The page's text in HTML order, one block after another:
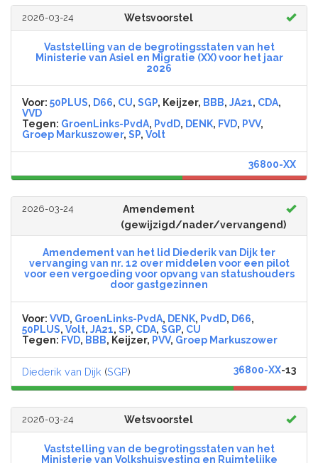
2026-03-24 Wetsvoorstel
Vaststelling van de begrotingsstaten van het
Ministerie van Asiel en Migratie (XX) voor het jaar
2026
Voor: 50PLUS, D66, CU, SGP, Keijzer, BBB, JA21, CDA,
VVD
Tegen: GroenLinks-PvdA, PvdD, DENK, FVD, PVV,
Groep Markuszower, SP, Volt
36800-XX
2026-03-24
Amendement
(gewijzigd/nader/vervangend)
Amendement van het lid Diederik van Dijk ter
vervanging van nr. 12 over middelen voor een pilot
voor een vergoeding voor opvang van statushouders
door gastgezinnen
Voor: VVD, GroenLinks-PvdA, DENK, PvdD, D66,
50PLUS, Volt, JA21, SP, CDA, SGP, CU
Tegen: FVD, BBB, Keijzer, PVV, Groep Markuszower
Diederik van Dijk (SGP) 36800-XX-13
2026-03-24 Wetsvoorstel
Vaststelling van de begrotingsstaten van het
Ministerie van Volkshuisvesting en Ruimtelijke